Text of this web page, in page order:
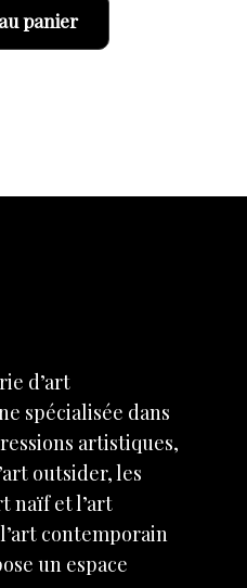
panier
d’art
spécialisée dans
artistiques,
outsider, les
naïf et l’art
contemporain
un espace